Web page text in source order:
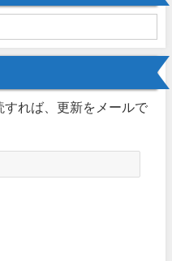
すれば、更新をメールで